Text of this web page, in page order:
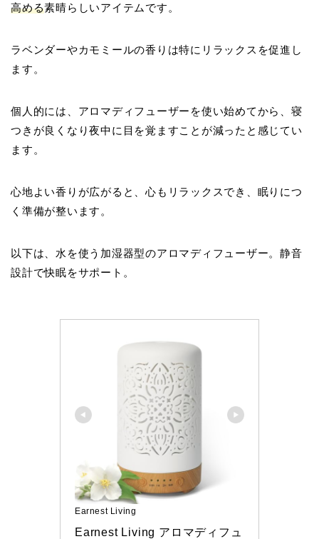
高める素晴らしいアイテムです。
ラベンダーやカモミールの香りは特にリラックスを促進し
ます。
個人的には、アロマディフューザーを使い始めてから、寝
つきが良くなり夜中に目を覚ますことが減ったと感じてい
ます。
心地よい香りが広がると、心もリラックスでき、眠りにつ
く準備が整います。
以下は、水を使う加湿器型のアロマディフューザー。静音
設計で快眠をサポート。
Earnest Living
Earnest Living アロマディフュ